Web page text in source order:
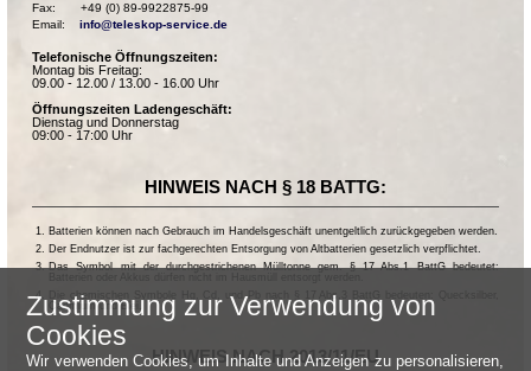
Fax:       +49 (0) 89-9922875-99
Email: info@teleskop-service.de
Telefonische Öffnungszeiten:
Montag bis Freitag:
09.00 - 12.00 / 13.00 - 16.00 Uhr
Öffnungszeiten Ladengeschäft:
Dienstag und Donnerstag
09:00 - 17:00 Uhr
HINWEIS NACH § 18 BATTG:
Batterien können nach Gebrauch im Handelsgeschäft unentgeltlich zurückgegeben werden.
Der Endnutzer ist zur fachgerechten Entsorgung von Altbatterien gesetzlich verpflichtet.
Das Symbol mit der durchgestrichenen Mülltonne gem. § 17 Abs.1 BattG bedeutet:
Die chemischen Symbole Hg, Cd, und Pb nach § 17 Abs.3 BattG bedeuten: Quecksilber,
Cadmium und Blei.
HINWEIS NACH 2013/11/EU
Zustimmung zur Verwendung von
Cookies
Wir verwenden Cookies, um Inhalte und Anzeigen zu personalisieren,